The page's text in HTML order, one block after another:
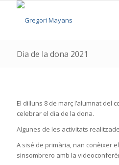
Dia de la dona 2021
El dilluns 8 de març l’alumnat del
celebrar el dia de la dona.
Algunes de les activitats
A sisé de primària, nan conèixer
sinsombrero amb la